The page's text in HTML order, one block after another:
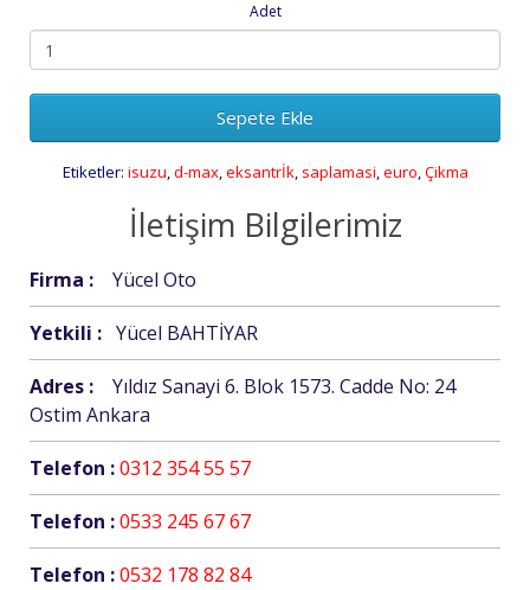
Adet
Sepete Ekle
Etiketler: isuzu,d-max,eksantrİk, saplamasi,euro,Çikma
İletişim Bilgilerimiz
Firma : Yücel Oto
Yetkili : Yücel BAHTİYAR
Adres :
Yıldız Sanayi 6. Blok 1573. Cadde No: 24
Ostim Ankara
Telefon :0312 354 55 57
Telefon :0533 245 67 67
Telefon :0532 178 82 84